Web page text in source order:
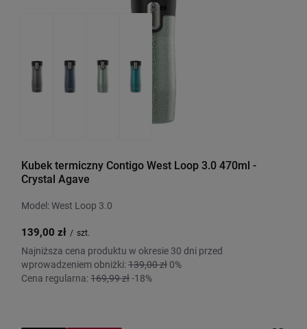
Kubek termiczny Contigo West Loop 3.0 470ml -
Crystal Agave
Model: West Loop 3.0
139,00 zł / szt.
Najniższa cena produktu w okresie 30 dni przed
wprowadzeniem obniżki:139,00 zł 0%
Cena regularna:169,99 zł-18%